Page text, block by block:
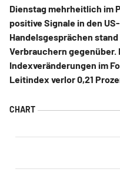
Dienstag mehrheitlich im
positive Signale in den
Handelsgesprächen
Verbrauchern gegenüber.
Indexveränderungen im
Leitindex verlor 0,21